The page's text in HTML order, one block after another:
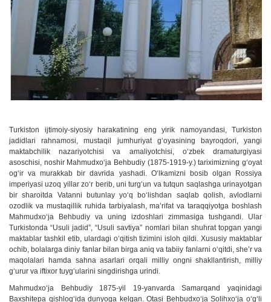
Turkiston ijtimoiy-siyosiy harakatining eng yirik namoyandasi, Turkiston
jadidlari rahnamosi, mustaqil jumhuriyat g‘oyasining bayroqdori, yangi
maktabchilik nazariyotchisi va amaliyotchisi, o‘zbek dramaturgiyasi
asoschisi, noshir Mahmudxo‘ja Behbudiy (1875-1919-y.) tariximizning g‘oyat
og‘ir va murakkab bir davrida yashadi. O‘lkamizni bosib olgan Rossiya
imperiyasi uzoq yillar zo‘r berib, uni turg‘un va tutqun saqlashga urinayotgan
bir sharoitda Vatanni butunlay yo‘q bo‘lishdan saqlab qolish, avlodlarni
ozodlik va mustaqillik ruhida tarbiyalash, ma’rifat va taraqqiyotga boshlash
Mahmudxo‘ja Behbudiy va uning izdoshlari zimmasiga tushgandi. Ular
Turkistonda “Usuli jadid”, “Usuli savtiya” nomlari bilan shuhrat topgan yangi
maktablar tashkil etib, ulardagi o‘qitish tizimini isloh qildi. Xususiy maktablar
ochib, bolalarga diniy fanlar bilan birga aniq va tabiiy fanlarni o‘qitdi, she’r va
maqolalari hamda sahna asarlari orqali milliy ongni shakllantirish, milliy
g‘urur va iftixor tuyg‘ularini singdirishga urindi.
Mahmudxo‘ja Behbudiy 1875-yil 19-yanvarda Samarqand yaqinidagi
Baxshitepa qishlog‘ida dunyoga kelgan. Otasi Behbudxo‘ja Solihxo‘ja o‘g‘li